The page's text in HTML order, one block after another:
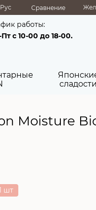
Рус Сравнение
работы:
с 10-00 до 18-00.
сладости
Moisture
шт